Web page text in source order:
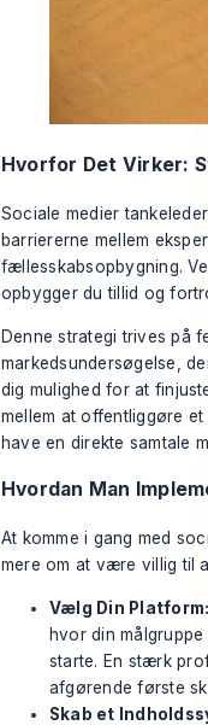
Hvorfor Det Virker:
Sociale medier
barriererne mellem
fællesskabsopbygning.
opbygger du tillid og
Denne strategi trives på
markedsundersøgelse,
dig mulighed for at
mellem at offentliggøre
have en direkte samtale
Hvordan Man
At komme i gang med
mere om at være villig til
Vælg Din
hvor din
starte. En stærk
afgørende første
Skab et